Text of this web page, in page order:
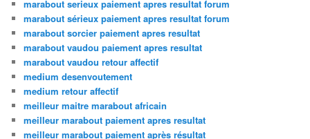
marabout serieux paiement apres resultat forum
marabout sérieux paiement apres resultat forum
marabout sorcier paiement apres resultat
marabout vaudou paiement apres resultat
marabout vaudou retour affectif
medium desenvoutement
medium retour affectif
meilleur maitre marabout africain
meilleur marabout paiement apres resultat
meilleur marabout paiement après résultat